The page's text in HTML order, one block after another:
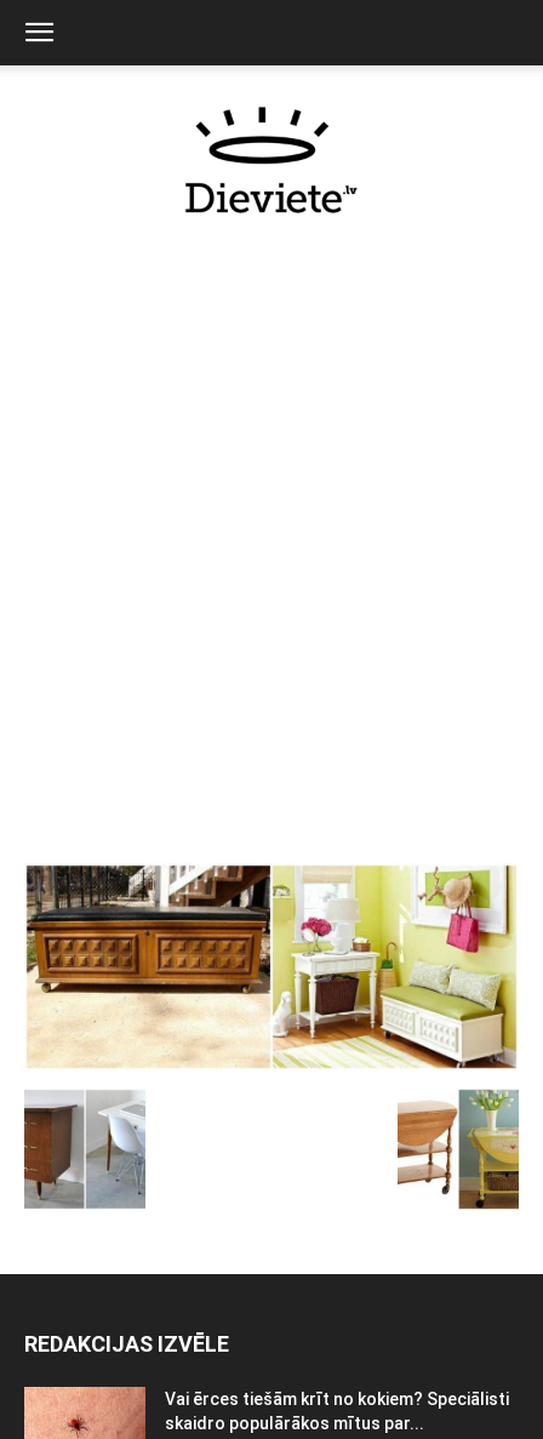
REDAKCIJAS IZVĒLE
Vai ērces tiešām krīt no kokiem? Speciālisti
skaidro populārākos mītus par...